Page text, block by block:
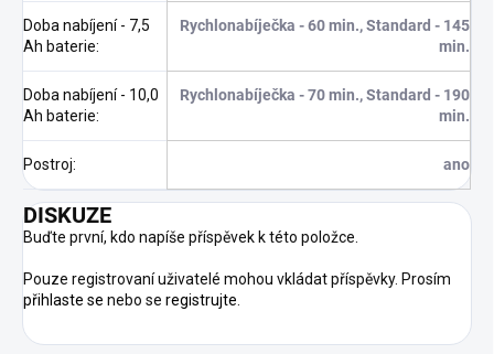
Doba nabíjení - 7,5
Ah baterie:
Rychlonabíječka - 60 min., Standard - 145
min.
Doba nabíjení - 10,0
Ah baterie:
Rychlonabíječka - 70 min., Standard - 190
min.
Postroj: ano
DISKUZE
Buďte první, kdo napíše příspěvek k této položce.
Pouze registrovaní uživatelé mohou vkládat příspěvky. Prosím
přihlaste se nebo se registrujte